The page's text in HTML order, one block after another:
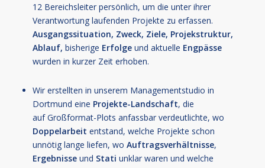
12 Bereichsleiter persönlich, um die unter ihrer
Verantwortung laufenden Projekte zu erfassen.
Ausgangssituation, Zweck, Ziele, Projekstruktur,
Ablauf, bisherige Erfolgeund aktuelle Engpässe
wurden in kurzer Zeit erhoben.
Wir erstellten in unserem Managementstudio in
Dortmund eine Projekte-Landschaft, die
auf Großformat-Plots anfassbar verdeutlichte, wo
Doppelarbeit entstand, welche Projekte schon
unnötig lange liefen, wo Auftragsverhältnisse,
Ergebnisseund Stati unklar waren und welche